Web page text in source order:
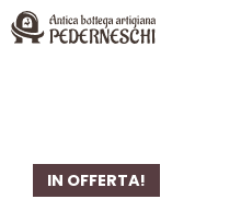
Vai
al
IN OFFERTA!